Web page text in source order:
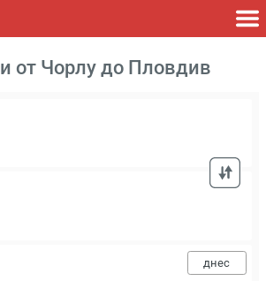
от Чорлу до Пловдив
днес